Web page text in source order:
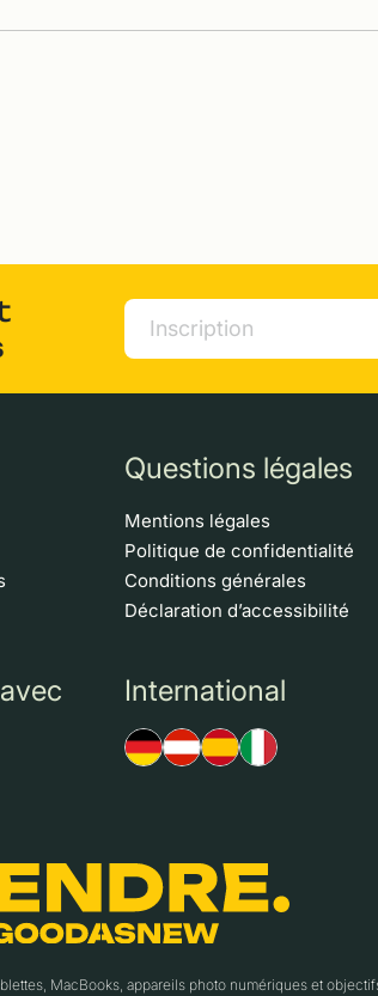
Questions légales
Mentions légales
Politique de confidentialité
Conditions générales
Déclaration d’accessibilité
International
MacBooks, appareils photo numériques et